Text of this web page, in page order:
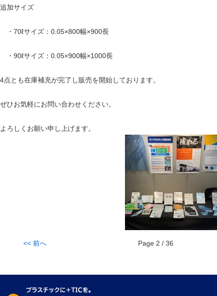
追加サイズ
・70ℓサイズ：0.05×800幅×900長
・90ℓサイズ：0.05×900幅×1000長
4点とも在庫補充が完了し販売を開始しております。
ぜひお気軽にお問い合わせください。
よろしくお願い申し上げます。
<< 前へ Page 2 / 36